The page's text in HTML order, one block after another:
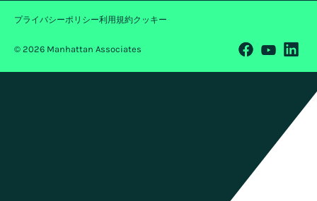
© 2026 Manhattan Associates
プライバシーポリシー利用規約クッキー